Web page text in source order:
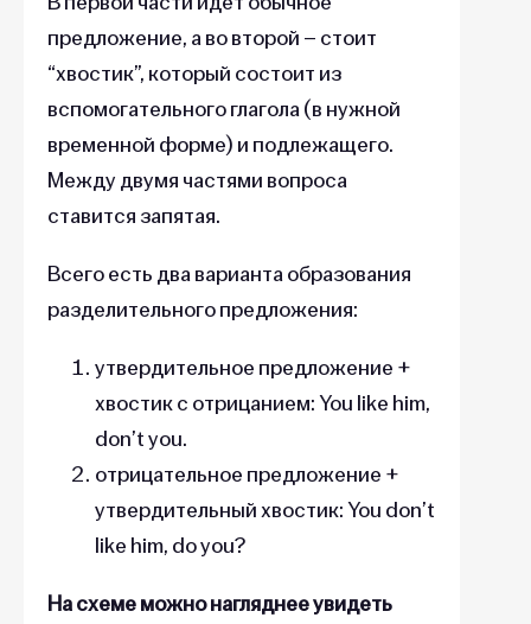
предложение, а во второй – стоит
“хвостик”, который состоит из
вспомогательного глагола (в нужной
временной форме) и подлежащего.
Между двумя частями вопроса
ставится запятая.
Всего есть два варианта образования
разделительного предложения:
утвердительное предложение +
хвостик с отрицанием: You like him,
don’t you.
отрицательное предложение +
утвердительный хвостик: You don’t
like him, do you?
На схеме можно нагляднее увидеть